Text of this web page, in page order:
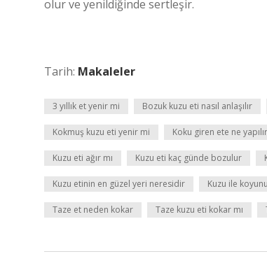
olur ve yenildiğinde sertleşir.
Tarih: Makaleler
3 yıllık et yenir mi Bozuk kuzu eti nasıl anlaşılır
Kokmuş kuzu eti yenir mi Koku giren ete ne yapılır
Kuzu eti ağır mı Kuzu eti kaç günde bozulur
Kuzu etinin en güzel yeri neresidir Kuzu ile
Taze et neden kokar Taze kuzu eti kokar mı